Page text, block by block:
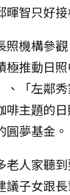
智只好接
照機構參
極推動日
、「左鄰
啡主題的
圓夢基金。
老人家聽
議子女跟